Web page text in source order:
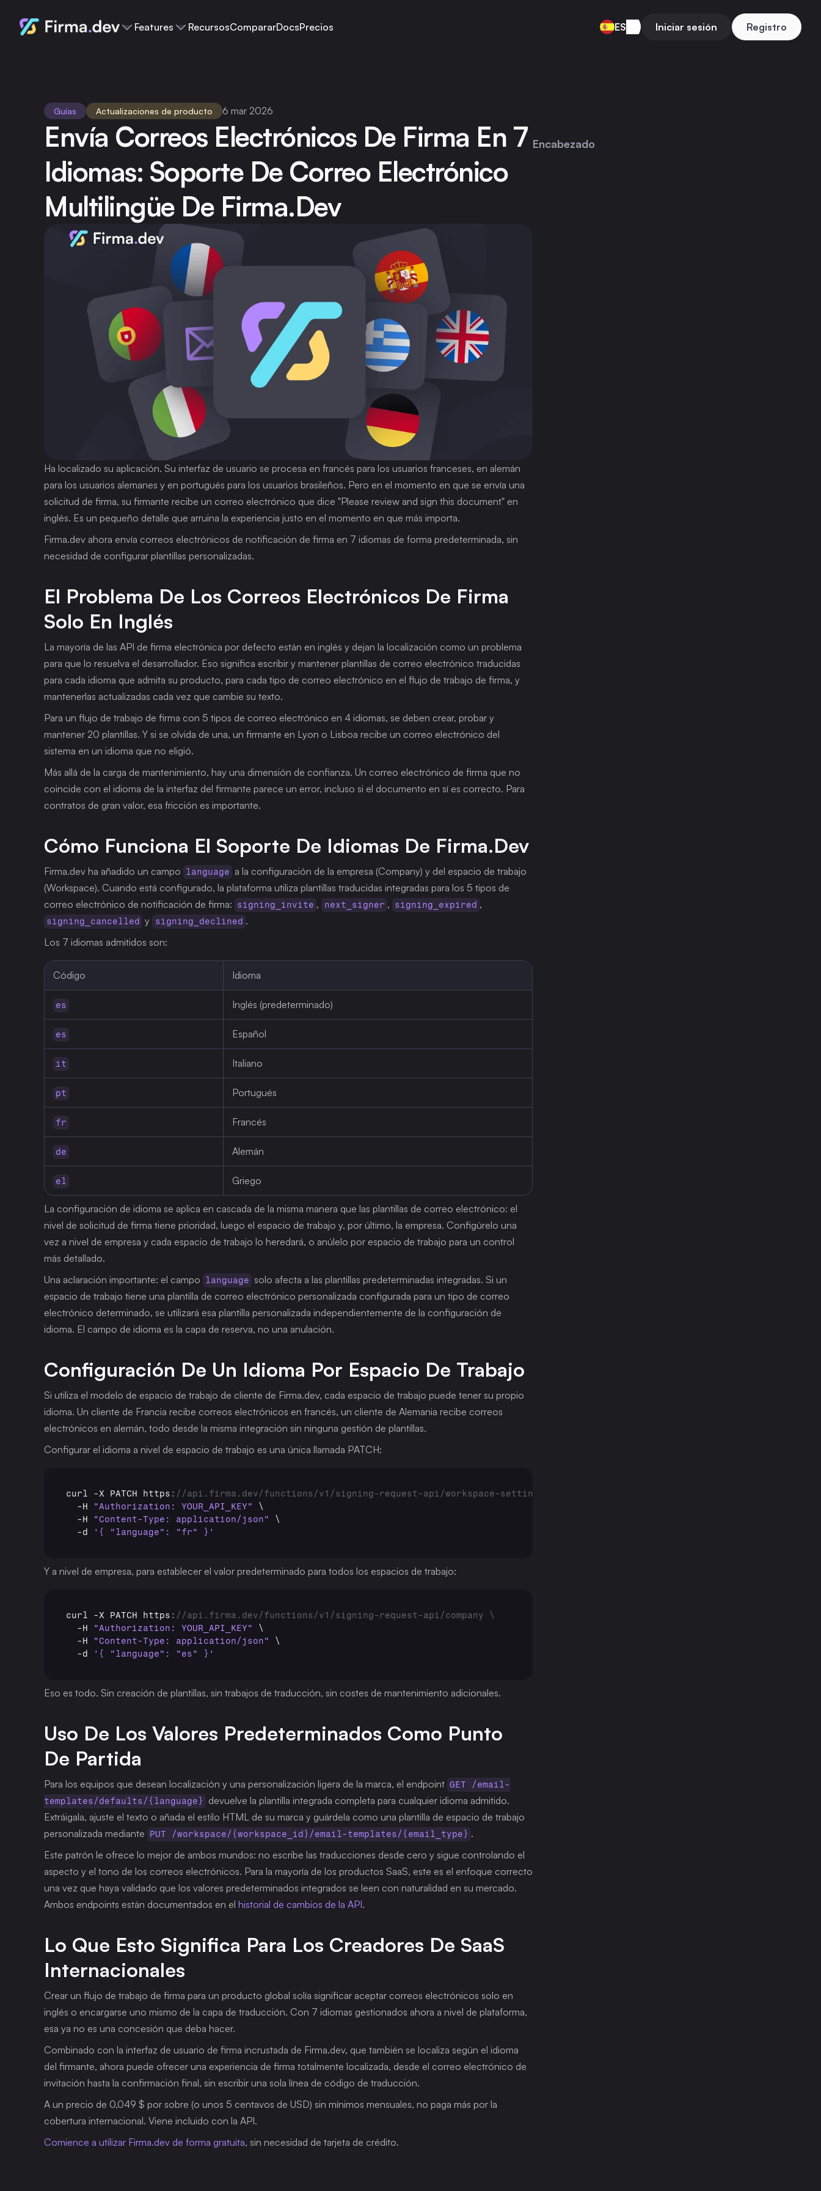
Features RecursosCompararDocsPrecios ES Iniciar sesión Registro
Guías Actualizaciones de producto 6 mar 2026
Envía Correos Electrónicos De Firma En 7
Idiomas: Soporte De Correo Electrónico
Multilingüe De Firma.dev
Ha localizado su aplicación. Su interfaz de usuario se procesa en francés para los usuarios franceses, en alemán
para los usuarios alemanes y en portugués para los usuarios brasileños. Pero en el momento en que se envía una
solicitud de firma, su firmante recibe un correo electrónico que dice "Please review and sign this document" en
inglés. Es un pequeño detalle que arruina la experiencia justo en el momento en que más importa.
Firma.dev ahora envía correos electrónicos de notificación de firma en 7 idiomas de forma predeterminada, sin
necesidad de configurar plantillas personalizadas.
El Problema De Los Correos Electrónicos De Firma
Solo En Inglés
La mayoría de las API de firma electrónica por defecto están en inglés y dejan la localización como un problema
para que lo resuelva el desarrollador. Eso significa escribir y mantener plantillas de correo electrónico traducidas
para cada idioma que admita su producto, para cada tipo de correo electrónico en el flujo de trabajo de firma, y
mantenerlas actualizadas cada vez que cambie su texto.
Para un flujo de trabajo de firma con 5 tipos de correo electrónico en 4 idiomas, se deben crear, probar y
mantener 20 plantillas. Y si se olvida de una, un firmante en Lyon o Lisboa recibe un correo electrónico del
sistema en un idioma que no eligió.
Más allá de la carga de mantenimiento, hay una dimensión de confianza. Un correo electrónico de firma que no
coincide con el idioma de la interfaz del firmante parece un error, incluso si el documento en sí es correcto. Para
contratos de gran valor, esa fricción es importante.
Cómo Funciona El Soporte De Idiomas De Firma.dev
Firma.dev ha añadido un campo language a la configuración de la empresa (Company) y del espacio de trabajo
(Workspace). Cuando está configurado, la plataforma utiliza plantillas traducidas integradas para los 5 tipos de
correo electrónico de notificación de firma: signing_invite , next_signer , signing_expired
signing_cancelled y signing_declined .
Los 7 idiomas admitidos son:
Código Idioma
es Inglés (predeterminado)
es Español
it Italiano
pt Portugués
fr Francés
de Alemán
el Griego
La configuración de idioma se aplica en cascada de la misma manera que las plantillas de correo electrónico: el
nivel de solicitud de firma tiene prioridad, luego el espacio de trabajo y, por último, la empresa. Configúrelo una
vez a nivel de empresa y cada espacio de trabajo lo heredará, o anúlelo por espacio de trabajo para un control
más detallado.
Una aclaración importante: el campo language solo afecta a las plantillas predeterminadas integradas. Si un
espacio de trabajo tiene una plantilla de correo electrónico personalizada configurada para un tipo de correo
electrónico determinado, se utilizará esa plantilla personalizada independientemente de la configuración de
idioma. El campo de idioma es la capa de reserva, no una anulación.
Configuración De Un Idioma Por Espacio De Trabajo
Si utiliza el modelo de espacio de trabajo de cliente de Firma.dev, cada espacio de trabajo puede tener su propio
idioma. Un cliente de Francia recibe correos electrónicos en francés, un cliente de Alemania recibe correos
electrónicos en alemán, todo desde la misma integración sin ninguna gestión de plantillas.
Configurar el idioma a nivel de espacio de trabajo es una única llamada PATCH:
curl -X PATCH https : //api.firma.dev/functions/v1/signing-request-api/workspace-settings/{workspace_id} \
  -
H "Authorization: YOUR_API_KEY"
\
  -
H "Content-Type: application/json"
\
  -
d '{ "language": "fr" }'
Y a nivel de empresa, para establecer el valor predeterminado para todos los espacios de trabajo:
curl -X PATCH https : //api.firma.dev/functions/v1/signing-request-api/company \
  -
H "Authorization: YOUR_API_KEY"
\
  -
H "Content-Type: application/json"
\
  -
d '{ "language": "es" }'
Eso es todo. Sin creación de plantillas, sin trabajos de traducción, sin costes de mantenimiento adicionales.
Uso De Los Valores Predeterminados Como Punto
De Partida
Para los equipos que desean localización y una personalización ligera de la marca, el endpoint GET /email-
templates/defaults/{language}
devuelve la plantilla integrada completa para cualquier idioma admitido.
Extráigala, ajuste el texto o añada el estilo HTML de su marca y guárdela como una plantilla de espacio de trabajo
personalizada mediante PUT /workspace/{workspace_id}/email-templates/{email_type} .
Este patrón le ofrece lo mejor de ambos mundos: no escribe las traducciones desde cero y sigue controlando el
aspecto y el tono de los correos electrónicos. Para la mayoría de los productos SaaS, este es el enfoque correcto
una vez que haya validado que los valores predeterminados integrados se leen con naturalidad en su mercado.
Ambos endpoints están documentados en el historial de cambios de la API.
Lo Que Esto Significa Para Los Creadores De SaaS
Internacionales
Crear un flujo de trabajo de firma para un producto global solía significar aceptar correos electrónicos solo en
inglés o encargarse uno mismo de la capa de traducción. Con 7 idiomas gestionados ahora a nivel de plataforma,
esa ya no es una concesión que deba hacer.
Combinado con la interfaz de usuario de firma incrustada de Firma.dev, que también se localiza según el idioma
del firmante, ahora puede ofrecer una experiencia de firma totalmente localizada, desde el correo electrónico de
invitación hasta la confirmación final, sin escribir una sola línea de código de traducción.
A un precio de 0,049 $ por sobre (o unos 5 centavos de USD) sin mínimos mensuales, no paga más por la
cobertura internacional. Viene incluido con la API.
Comience a utilizar Firma.dev de forma gratuita, sin necesidad de tarjeta de crédito.
Encabezado